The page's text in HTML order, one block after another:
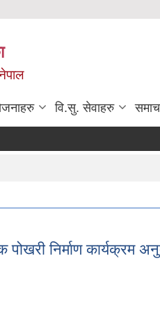
वि.सु. सेवाहरु
पोखरी निर्माण